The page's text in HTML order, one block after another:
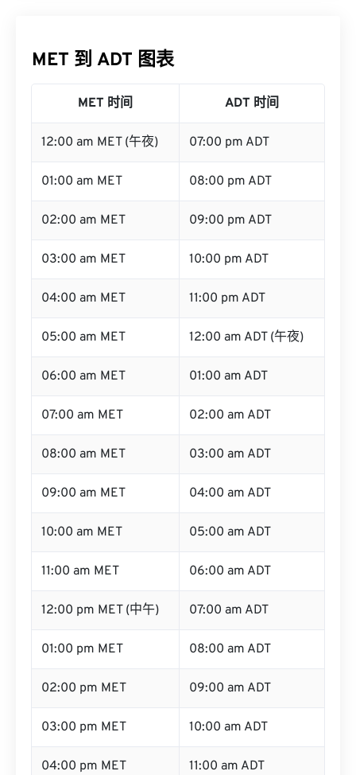
MET 到 ADT 图表
MET 时间 ADT 时间
12:00 am MET (午夜) 07:00 pm ADT
01:00 am MET 08:00 pm ADT
02:00 am MET 09:00 pm ADT
03:00 am MET 10:00 pm ADT
04:00 am MET 11:00 pm ADT
05:00 am MET 12:00 am ADT (午夜)
06:00 am MET 01:00 am ADT
07:00 am MET 02:00 am ADT
08:00 am MET 03:00 am ADT
09:00 am MET 04:00 am ADT
10:00 am MET 05:00 am ADT
11:00 am MET 06:00 am ADT
12:00 pm MET (中午) 07:00 am ADT
01:00 pm MET 08:00 am ADT
02:00 pm MET 09:00 am ADT
03:00 pm MET 10:00 am ADT
04:00 pm MET 11:00 am ADT